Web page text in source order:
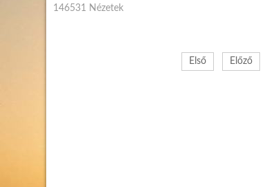
146531 Nézetek
Első Előző